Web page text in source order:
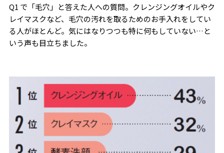
Q1 で「毛穴」と答えた人への質問。クレンジングオイルやク
レイマスクなど、毛穴の汚れを取るためのお手入れをしてい
る人がほとんど。気にはなりつつも特に何もしていない…と
いう声も目立ちました。